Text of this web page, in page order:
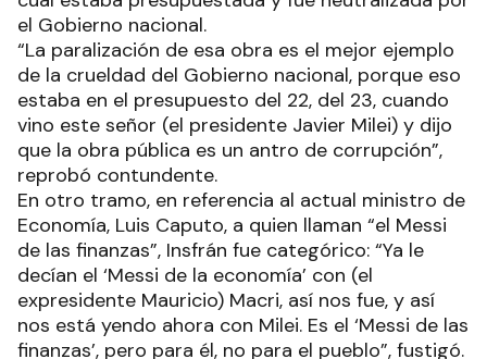
el Gobierno nacional.
“La paralización de esa obra es el mejor ejemplo
de la crueldad del Gobierno nacional, porque eso
estaba en el presupuesto del 22, del 23, cuando
vino este señor (el presidente Javier Milei) y dijo
que la obra pública es un antro de corrupción”,
reprobó contundente.
En otro tramo, en referencia al actual ministro de
Economía, Luis Caputo, a quien llaman “el Messi
de las finanzas”, Insfrán fue categórico: “Ya le
decían el ‘Messi de la economía’ con (el
expresidente Mauricio) Macri, así nos fue, y así
nos está yendo ahora con Milei. Es el ‘Messi de las
finanzas’, pero para él, no para el pueblo”, fustigó.